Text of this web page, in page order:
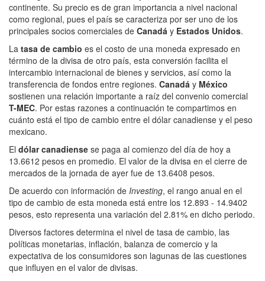
continente. Su precio es de gran importancia a nivel nacional
como regional, pues el país se caracteriza por ser uno de los
principales socios comerciales de Canadá y Estados Unidos.
La tasa de cambio es el costo de una moneda expresado en
término de la divisa de otro país, esta conversión facilita el
intercambio internacional de bienes y servicios, así como la
transferencia de fondos entre regiones. Canadá y México
sostienen una relación importante a raíz del convenio comercial
T-MEC. Por estas razones a continuación te compartimos en
cuánto está el tipo de cambio entre el dólar canadiense y el peso
mexicano.
El dólar canadiense se paga al comienzo del día de hoy a
13.6612 pesos en promedio. El valor de la divisa en el cierre de
mercados de la jornada de ayer fue de 13.6408 pesos.
De acuerdo con información de Investing, el rango anual en el
tipo de cambio de esta moneda está entre los 12.893 - 14.9402
pesos, esto representa una variación del 2.81% en dicho periodo.
Diversos factores determina el nivel de tasa de cambio, las
políticas monetarias, inflación, balanza de comercio y la
expectativa de los consumidores son lagunas de las cuestiones
que influyen en el valor de divisas.